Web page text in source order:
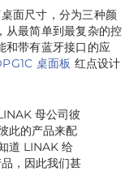
面尺寸，分为三种颜
从最简单到最复杂的控
和带有蓝牙接口的应
桌面板 红点设计
母公司彼
此的产品来配
道 LINAK 给
，因此我们甚